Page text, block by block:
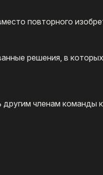
повторного
решения, в
другим членам команды